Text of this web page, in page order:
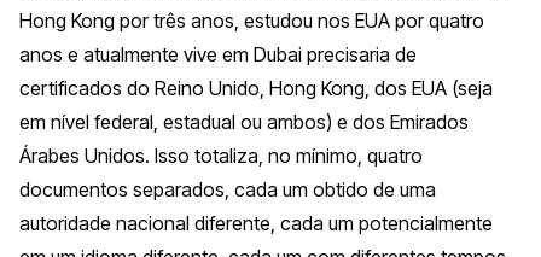
Hong Kong por três anos, estudou nos EUA por quatro
anos e atualmente vive em Dubai precisaria de
certificados do Reino Unido, Hong Kong, dos EUA (seja
em nível federal, estadual ou ambos) e dos Emirados
Árabes Unidos. Isso totaliza, no mínimo, quatro
documentos separados, cada um obtido de uma
autoridade nacional diferente, cada um potencialmente